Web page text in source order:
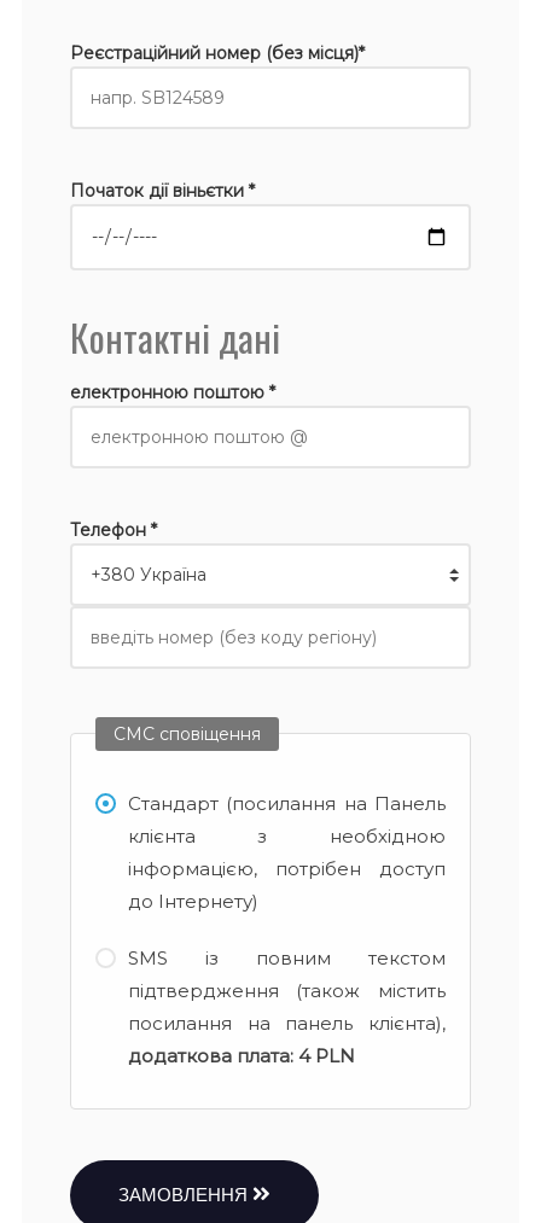
Реєстраційний номер (без місця)*
Початок дії віньєтки *
Контактні дані
електронною поштою *
Телефон *
СМС сповіщення
Стандарт (посилання на Панель
клієнта з необхідною
інформацією, потрібен доступ
до Інтернету)
SMS із повним текстом
підтвердження (також містить
посилання на панель клієнта),
додаткова плата: 4 PLN
ЗАМОВЛЕННЯ